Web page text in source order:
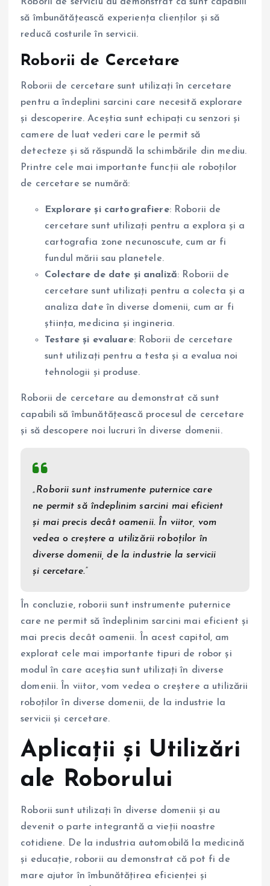
să îmbunătățească experiența clienților și să
reducă costurile în servicii.
Roborii de Cercetare
Roborii de cercetare sunt utilizați în cercetare
pentru a îndeplini sarcini care necesită explorare
și descoperire. Aceștia sunt echipați cu senzori și
camere de luat vederi care le permit să
detecteze și să răspundă la schimbările din mediu.
Printre cele mai importante funcții ale roboților
de cercetare se numără:
Explorare și cartografiere: Roborii de
cercetare sunt utilizați pentru a explora și a
cartografia zone necunoscute, cum ar fi
fundul mării sau planetele.
Colectare de date și analiză: Roborii de
cercetare sunt utilizați pentru a colecta și a
analiza date în diverse domenii, cum ar fi
știința, medicina și ingineria.
Testare și evaluare: Roborii de cercetare
sunt utilizați pentru a testa și a evalua noi
tehnologii și produse.
Roborii de cercetare au demonstrat că sunt
capabili să îmbunătățească procesul de cercetare
și să descopere noi lucruri în diverse domenii.
„Roborii sunt instrumente puternice care
ne permit să îndeplinim sarcini mai eficient
și mai precis decât oamenii. În viitor, vom
vedea o creștere a utilizării roboților în
diverse domenii, de la industrie la servicii
și cercetare.”
În concluzie, roborii sunt instrumente puternice
care ne permit să îndeplinim sarcini mai eficient și
mai precis decât oamenii. În acest capitol, am
explorat cele mai importante tipuri de robor și
modul în care aceștia sunt utilizați în diverse
domenii. În viitor, vom vedea o creștere a utilizării
roboților în diverse domenii, de la industrie la
servicii și cercetare.
Aplicații și Utilizări
ale Roborului
Roborii sunt utilizați în diverse domenii și au
devenit o parte integrantă a vieții noastre
cotidiene. De la industria automobilă la medicină
și educație, roborii au demonstrat că pot fi de
mare ajutor în îmbunătățirea eficienței și